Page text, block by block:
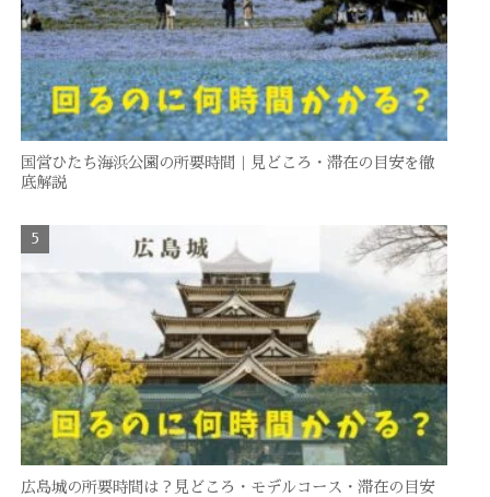
国営ひたち海浜公園の所要時間｜見どころ・滞在の目安を徹
底解説
広島城の所要時間は？見どころ・モデルコース・滞在の目安